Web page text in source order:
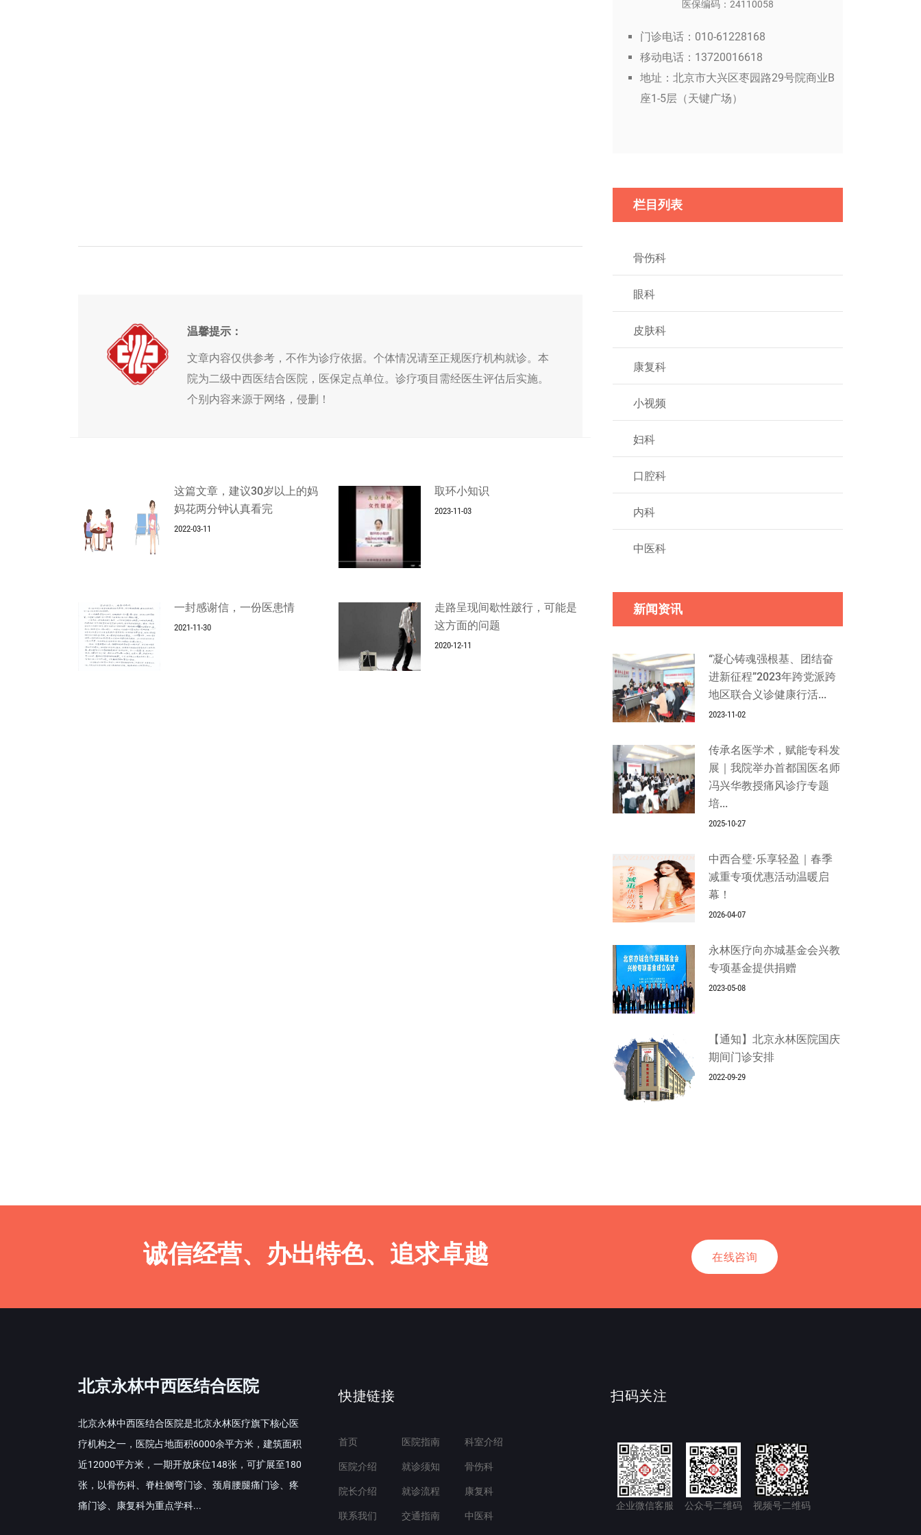
温馨提示：
文章内容仅供参考，不作为诊疗依据。个体情况请至正规医疗机构就诊。本
院为二级中西医结合医院，医保定点单位。诊疗项目需经医生评估后实施。
个别内容来源于网络，侵删！
这篇文章，建议30岁以上的妈
妈花两分钟认真看完
2022-03-11
取环小知识
2023-11-03
一封感谢信，一份医患情
2021-11-30
走路呈现间歇性跛行，可能是
这方面的问题
2020-12-11
医保编码：24110058
门诊电话：010-61228168
移动电话：13720016618
地址：北京市大兴区枣园路29号院商业B
座1-5层（天键广场）
栏目列表
骨伤科
眼科
皮肤科
康复科
小视频
妇科
口腔科
内科
中医科
新闻资讯
“凝心铸魂强根基、团结奋
进新征程”2023年跨党派跨
地区联合义诊健康行活...
2023-11-02
传承名医学术，赋能专科发
展｜我院举办首都国医名师
冯兴华教授痛风诊疗专题
培...
2025-10-27
中西合璧·乐享轻盈｜春季
减重专项优惠活动温暖启
幕！
2026-04-07
永林医疗向亦城基金会兴教
专项基金提供捐赠
2023-05-08
【通知】北京永林医院国庆
期间门诊安排
2022-09-29
诚信经营、办出特色、追求卓越 在线咨询
北京永林中西医结合医院
北京永林中西医结合医院是北京永林医疗旗下核心医
疗机构之一，医院占地面积6000余平方米，建筑面积
近12000平方米，一期开放床位148张，可扩展至180
张，以骨伤科、脊柱侧弯门诊、颈肩腰腿痛门诊、疼
痛门诊、康复科为重点学科...
快捷链接
首页
医院介绍
院长介绍
联系我们
医院指南
就诊须知
就诊流程
交通指南
科室介绍
骨伤科
康复科
中医科
扫码关注
企业微信客服 公众号二维码 视频号二维码